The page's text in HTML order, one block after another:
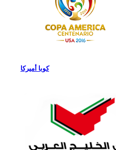
كوبا أميركا